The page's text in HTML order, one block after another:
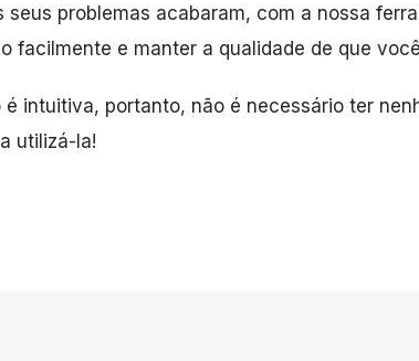
seus problemas acabaram, com a nossa
facilmente e manter a qualidade de que
intuitiva, portanto, não é necessário ter
utilizá-la!